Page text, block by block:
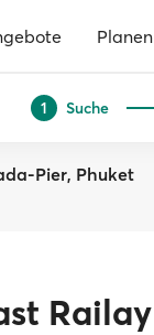
Planen
1 Suche
Pier, Phuket
Railay